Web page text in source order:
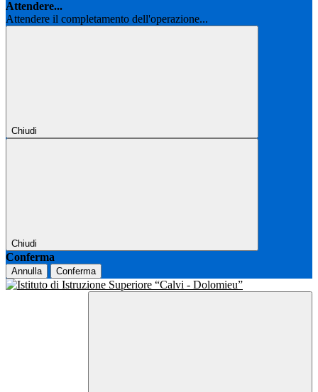
Attendere...
Attendere il completamento dell'operazione...
Chiudi
Chiudi
Conferma
Annulla Conferma